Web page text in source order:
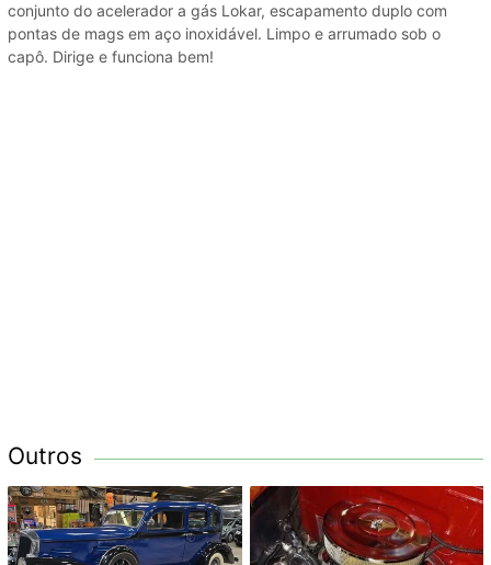
conjunto do acelerador a gás Lokar, escapamento duplo com
pontas de mags em aço inoxidável. Limpo e arrumado sob o
capô. Dirige e funciona bem!
Outros